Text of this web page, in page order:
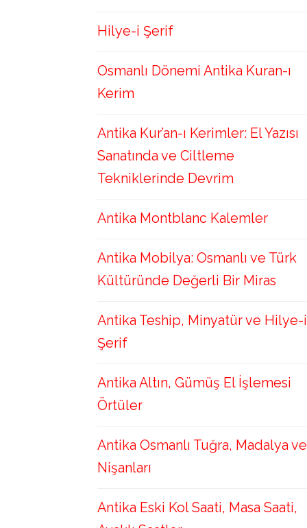
Hilye-i Şerif
Osmanlı Dönemi Antika Kuran-ı
Kerim
Antika Kur’an-ı Kerimler: El Yazısı
Sanatında ve Ciltleme
Tekniklerinde Devrim
Antika Montblanc Kalemler
Antika Mobilya: Osmanlı ve Türk
Kültüründe Değerli Bir Miras
Antika Teship, Minyatür ve Hilye-i
Şerif
Antika Altın, Gümüş El İşlemesi
Örtüler
Antika Osmanlı Tuğra, Madalya ve
Nişanları
Antika Eski Kol Saati, Masa Saati,